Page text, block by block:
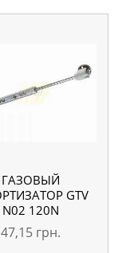
ГАЗОВЫЙ
GTV
N02 120N
47,15 грн.